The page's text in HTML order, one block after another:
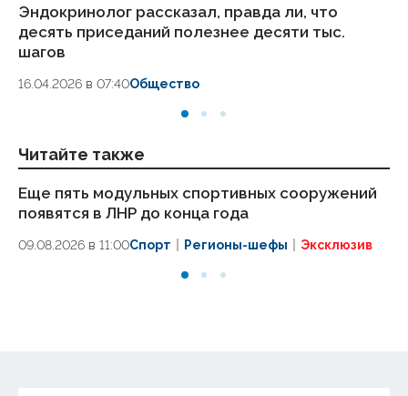
Эндокринолог рассказал, правда ли, что
десять приседаний полезнее десяти тыс.
шагов
16.04.2026 в 07:40Общество
Читайте также
Еще пять модульных спортивных сооружений
появятся в ЛНР до конца года
09.08.2026 в 11:00Спорт Регионы-шефы Эксклюзив